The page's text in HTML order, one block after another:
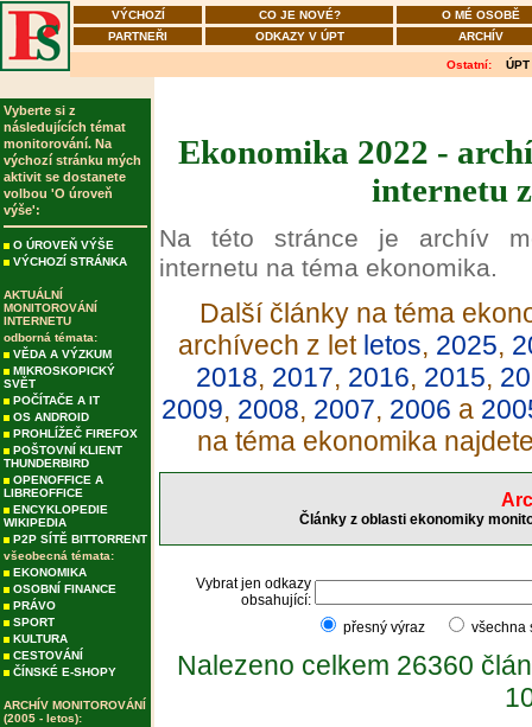
VÝCHOZÍ CO JE NOVÉ?
O MÉ OSOBĚ
PARTNEŘI
ODKAZY V ÚPT ARCHÍV
Ostatní: ÚPT
Vyberte si z
následujících témat
monitorování. Na
výchozí stránku mých
aktivit se dostanete
volbou 'O úroveň
výše':
O ÚROVEŇ VÝŠE
VÝCHOZÍ STRÁNKA
AKTUÁLNÍ
MONITOROVÁNÍ
INTERNETU
odborná témata:
VĚDA A VÝZKUM
MIKROSKOPICKÝ
SVĚT
POČÍTAČE A IT
OS ANDROID
PROHLÍŽEČ FIREFOX
POŠTOVNÍ KLIENT
THUNDERBIRD
OPENOFFICE A
LIBREOFFICE
ENCYKLOPEDIE
WIKIPEDIA
P2P SÍTĚ BITTORRENT
všeobecná témata:
EKONOMIKA
OSOBNÍ FINANCE
PRÁVO
SPORT
KULTURA
CESTOVÁNÍ
ČÍNSKÉ E-SHOPY
ARCHÍV MONITOROVÁNÍ
(2005 - letos):
Ekonomika 2022 -
internetu
Na této stránce je archív
internetu na téma ekonomika.
Další články na téma
archívech z let letos, 2025,
2018, 2017, 2016, 2015,
2009, 2008, 2007, 2006 a
na téma ekonomika
Články z oblasti ekonomiky
Vybrat jen odkazy
obsahující:
přesný výraz
Nalezeno celkem 26360